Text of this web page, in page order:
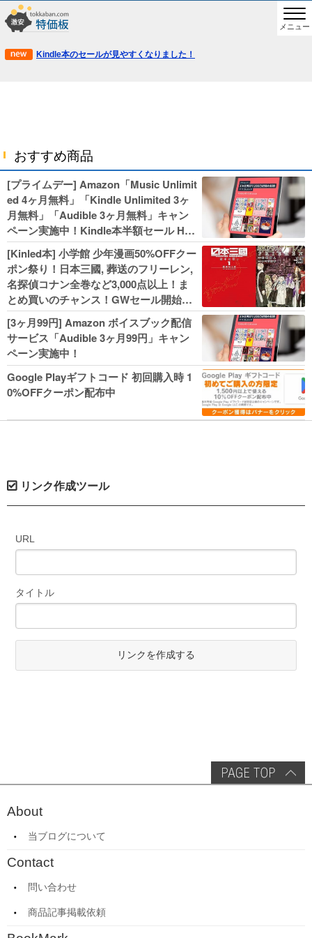
メニュー
Kindle本のセールが見やすくなりました！
おすすめ商品
[プライムデー] Amazon「Music Unlimit
ed 4ヶ月無料」「Kindle Unlimited 3ヶ
月無料」「Audible 3ヶ月無料」キャン
ペーン実施中！Kindle本半額セール HU
NTER×HUNTERなど集英社、無職転生,
幼女戦記などKADOKAWA、キャプテン
翼100円セールも！
[Kinled本] 小学館 少年漫画50%OFFクー
ポン祭り！日本三國, 葬送のフリーレン,
名探偵コナン全巻など3,000点以上！ま
とめ買いのチャンス！GWセール開始！
人気コミック多数 カドカワ祭やIT関連本
がセールに！
[3ヶ月99円] Amazon ボイスブック配信
サービス「Audible 3ヶ月99円」キャン
ペーン実施中！
Google Playギフトコード 初回購入時 1
0%OFFクーポン配布中
リンク作成ツール
URL
タイトル
リンクを作成する
About
当ブログについて
Contact
問い合わせ
商品記事掲載依頼